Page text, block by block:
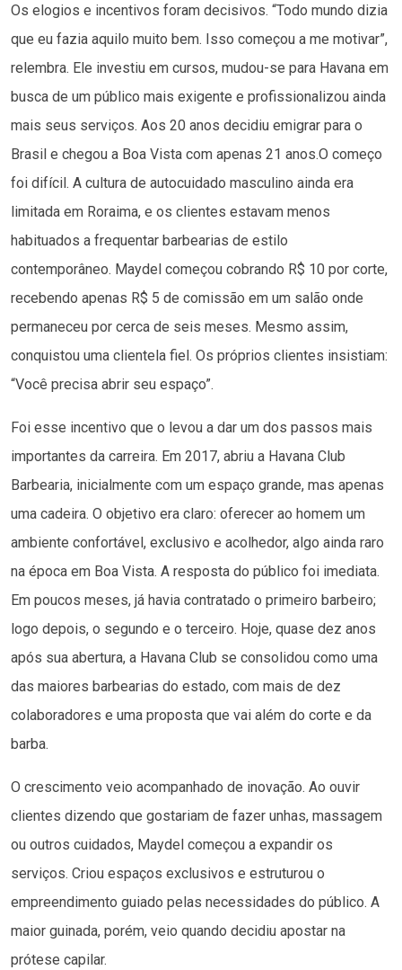
Os elogios e incentivos foram decisivos. “Todo mundo dizia
que eu fazia aquilo muito bem. Isso começou a me motivar”,
relembra. Ele investiu em cursos, mudou-se para Havana em
busca de um público mais exigente e profissionalizou ainda
mais seus serviços. Aos 20 anos decidiu emigrar para o
Brasil e chegou a Boa Vista com apenas 21 anos.O começo
foi difícil. A cultura de autocuidado masculino ainda era
limitada em Roraima, e os clientes estavam menos
habituados a frequentar barbearias de estilo
contemporâneo. Maydel começou cobrando R$ 10 por corte,
recebendo apenas R$ 5 de comissão em um salão onde
permaneceu por cerca de seis meses. Mesmo assim,
conquistou uma clientela fiel. Os próprios clientes insistiam:
“Você precisa abrir seu espaço”.
Foi esse incentivo que o levou a dar um dos passos mais
importantes da carreira. Em 2017, abriu a Havana Club
Barbearia, inicialmente com um espaço grande, mas apenas
uma cadeira. O objetivo era claro: oferecer ao homem um
ambiente confortável, exclusivo e acolhedor, algo ainda raro
na época em Boa Vista. A resposta do público foi imediata.
Em poucos meses, já havia contratado o primeiro barbeiro;
logo depois, o segundo e o terceiro. Hoje, quase dez anos
após sua abertura, a Havana Club se consolidou como uma
das maiores barbearias do estado, com mais de dez
colaboradores e uma proposta que vai além do corte e da
barba.
O crescimento veio acompanhado de inovação. Ao ouvir
clientes dizendo que gostariam de fazer unhas, massagem
ou outros cuidados, Maydel começou a expandir os
serviços. Criou espaços exclusivos e estruturou o
empreendimento guiado pelas necessidades do público. A
maior guinada, porém, veio quando decidiu apostar na
prótese capilar.